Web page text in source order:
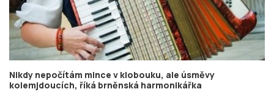
Nikdy nepočítám mince v klobouku, ale úsměvy
kolemjdoucích, říká brněnská harmonikářka